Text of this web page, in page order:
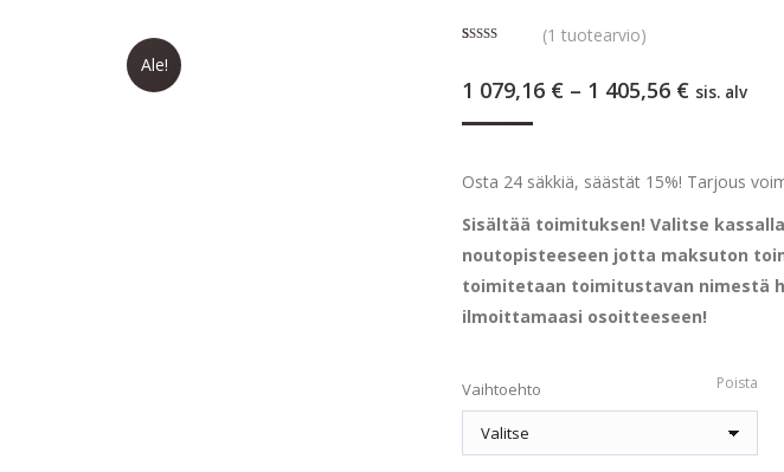
Ale!
1 079,16 € – 1 405,56 €
-
405,56 €
sis. alv
perustuen
asiakkaan
(1 tuotearvio)
Osta 24 säkkiä, säästät 15%! Tarjous
Sisältää toimituksen! Valitse
noutopisteeseen jotta maksuton
toimitetaan toimitustavan nimestä
ilmoittamaasi osoitteeseen!
Vaihtoehto Poista